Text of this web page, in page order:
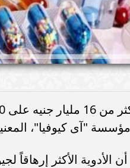
"آى كيوفيا"،
الأدوية الأكثر